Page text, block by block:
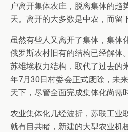
户离开集体农庄，脱离集体的趋
天。离开的大多数是中农，而留
虽然有些人又离开了集体，集体
俄罗斯农村旧有的结构已经解体
苏维埃权力结构，取代了过去的
年7月30日村委会正式废除，未
天下，尽管全面完成集体化尚需
农业集体化几经波折，苏联工业
就有目共睹，新建的大型农业机